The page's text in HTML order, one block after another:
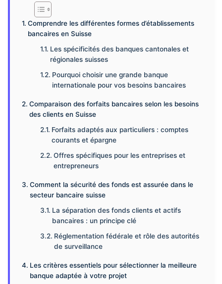
Comprendre les différentes formes d’établissements
bancaires en Suisse
Les spécificités des banques cantonales et
régionales suisses
Pourquoi choisir une grande banque
internationale pour vos besoins bancaires
Comparaison des forfaits bancaires selon les besoins
des clients en Suisse
Forfaits adaptés aux particuliers : comptes
courants et épargne
Offres spécifiques pour les entreprises et
entrepreneurs
Comment la sécurité des fonds est assurée dans le
secteur bancaire suisse
La séparation des fonds clients et actifs
bancaires : un principe clé
Réglementation fédérale et rôle des autorités
de surveillance
Les critères essentiels pour sélectionner la meilleure
banque adaptée à votre projet